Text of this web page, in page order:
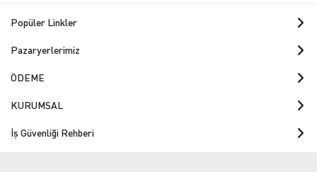
Popüler Linkler
Pazaryerlerimiz
ÖDEME
KURUMSAL
İş Güvenliği Rehberi